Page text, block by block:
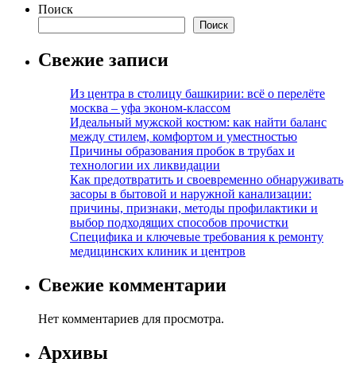
Поиск
Поиск
Свежие записи
Из центра в столицу башкирии: всё о перелёте
москва – уфа эконом-классом
Идеальный мужской костюм: как найти баланс
между стилем, комфортом и уместностью
Причины образования пробок в трубах и
технологии их ликвидации
Как предотвратить и своевременно обнаруживать
засоры в бытовой и наружной канализации:
причины, признаки, методы профилактики и
выбор подходящих способов прочистки
Специфика и ключевые требования к ремонту
медицинских клиник и центров
Свежие комментарии
Нет комментариев для просмотра.
Архивы